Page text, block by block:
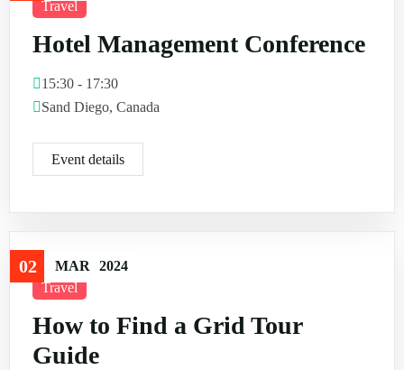
Travel
Hotel Management Conference
15:30 - 17:30
Sand Diego, Canada
Event details
02 MAR
2024
Travel
How to Find a Grid Tour
Guide